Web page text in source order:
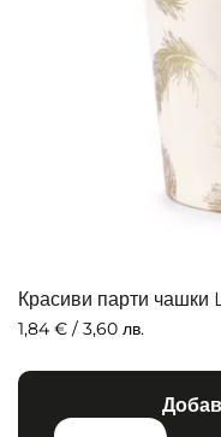
Красиви парти чашки
1,84 € / 3,60 лв.